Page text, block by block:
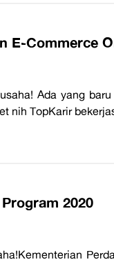
E-Commerce
Ada yang
nih TopKarir
2020